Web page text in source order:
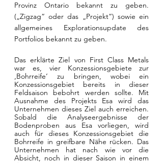
Provinz Ontario bekannt zu geben.
(„Zigzag“ oder das „Projekt“) sowie ein
allgemeines Explorationsupdate des
Portfolios bekannt zu geben.
Das erklärte Ziel von First Class Metals
war es, vier Konzessionsgebiete zur
‚Bohrreife‘ zu bringen, wobei ein
Konzessionsgebiet bereits in dieser
Feldsaison bebohrt werden sollte. Mit
Ausnahme des Projekts Esa wird das
Unternehmen dieses Ziel auch erreichen.
Sobald die Analyseergebnisse der
Bodenproben aus Esa vorliegen, wird
auch für dieses Konzessionsgebiet die
Bohrreife in greifbare Nähe rücken. Das
Unternehmen hat nach wie vor die
Absicht, noch in dieser Saison in einem